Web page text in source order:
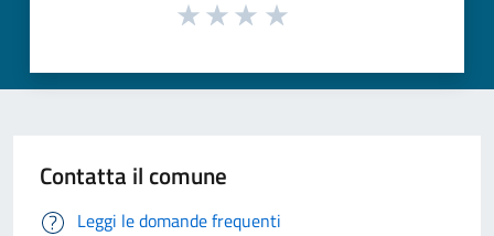
Contatta il comune
Leggi le domande frequenti